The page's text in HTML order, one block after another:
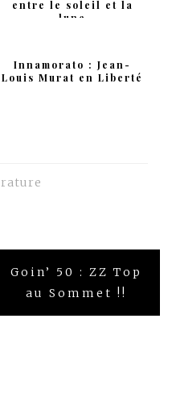
entre le soleil et la
lune
Innamorato : Jean-
Louis Murat en Liberté
Goin’ 50 : ZZ Top
au Sommet !!